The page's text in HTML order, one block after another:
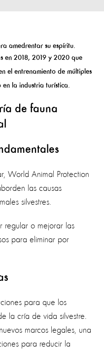
en 2018, 2019 y 2020 que
el entrenamiento de múltiples
en la industria turística.
de fauna
World Animal Protection
las causas
silvestres.
regular o mejorar las
para eliminar por
para que los
la cría de vida silvestre.
marcos legales, una
para reducir la